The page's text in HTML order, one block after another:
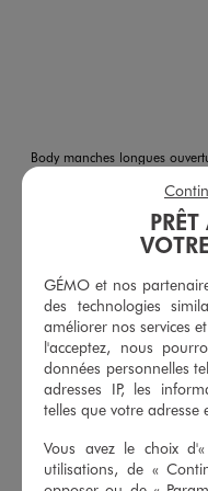
Body manches longues ouverture devant en coton bébé (lot
5/5 de moyenne
(103 avis)
AJOUTER AU
5/5
Basé sur4 avis soumis à
contrôle
GÉMO et nos
des technologies
améliorer nos services
l'acceptez, nous
données personnelles
adresses IP, les
telles que votre adresse
Vous avez le choix
utilisations, de «